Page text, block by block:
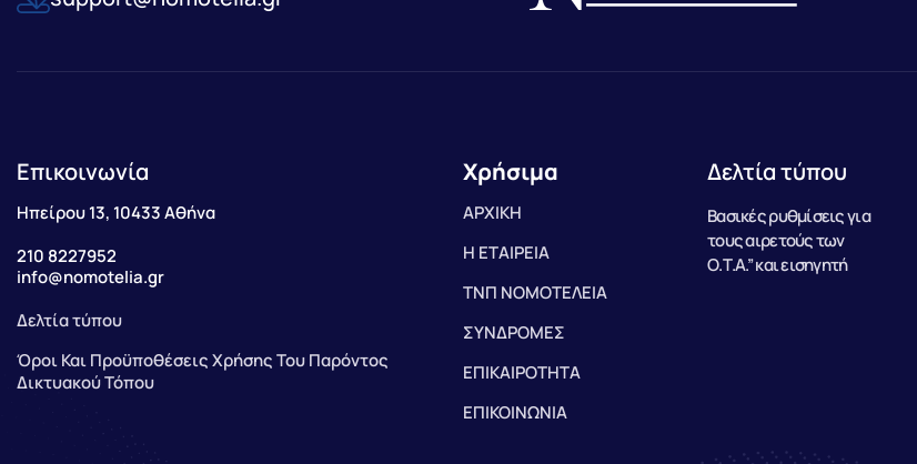
Επικοινωνία
Ηπείρου 13, 10433 Αθήνα
210 8227952
info@nomotelia.gr
Δελτία τύπου
Όροι Και Προϋποθέσεις Χρήσης Του Παρόντος
Δικτυακού Τόπου
Χρήσιμα
ΑΡΧΙΚΗ
Η ΕΤΑΙΡΕΙΑ
ΤΝΠ ΝΟΜΟΤΕΛΕΙΑ
ΣΥΝΔΡΟΜΕΣ
ΕΠΙΚΑΙΡΟΤΗΤΑ
ΕΠΙΚΟΙΝΩΝΙΑ
Δελτία τύπου
Βασικές ρυθμίσεις για
τους αιρετούς των
Ο.Τ.Α.” και εισηγητή